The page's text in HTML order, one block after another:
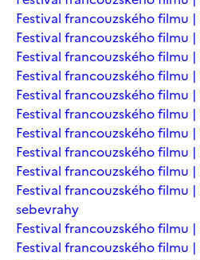
Festival francouzského filmu
Festival francouzského filmu
Festival francouzského filmu
Festival francouzského filmu
Festival francouzského filmu
Festival francouzského filmu
Festival francouzského filmu
Festival francouzského filmu
Festival francouzského filmu |
Festival francouzského filmu
sebevrahy
Festival francouzského filmu
Festival francouzského filmu